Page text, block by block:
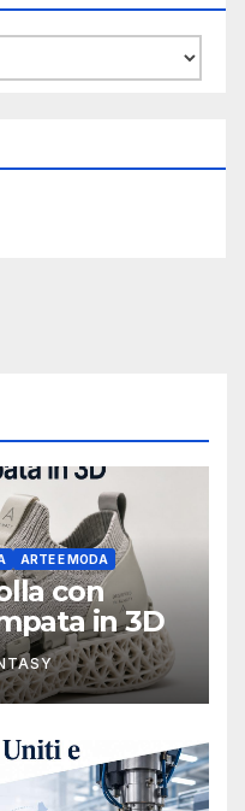
ARTE E MODA
con
in 3D